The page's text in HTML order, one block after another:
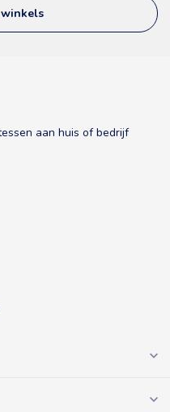
aan huis of bedrijf